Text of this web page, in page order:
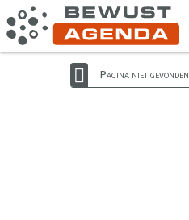
Pagina niet gevonden